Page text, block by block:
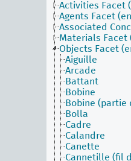
Activities Facet
Agents Facet
Associated
Materials Facet
Objects Facet
Aiguille
Arcade
Battant
Bobine
Bobine
Bolla
Cadre
Calandre
Canette
Cannetille (fil